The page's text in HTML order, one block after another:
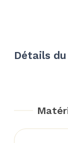
Détails